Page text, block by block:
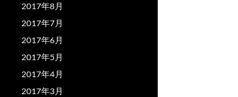
2017年8月
2017年7月
2017年6月
2017年5月
2017年4月
2017年3月